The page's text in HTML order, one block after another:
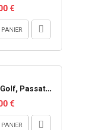
€
Passat...
€